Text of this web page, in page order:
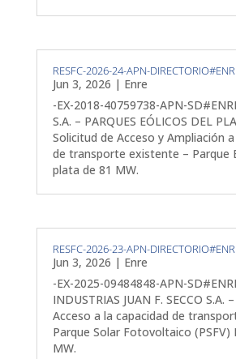
RESFC-2026-24-APN-
Jun 3, 2026 | Enre
-EX-2018-40759738-APN-
S.A. – PARQUES EÓLICOS DEL
Solicitud de Acceso y Ampliación
de transporte existente – Parque
plata de 81 MW.
RESFC-2026-23-APN-
Jun 3, 2026 | Enre
-EX-2025-09484848-APN-
INDUSTRIAS JUAN F. SECCO S.A.
Acceso a la capacidad de
Parque Solar Fotovoltaico (PSFV)
MW.